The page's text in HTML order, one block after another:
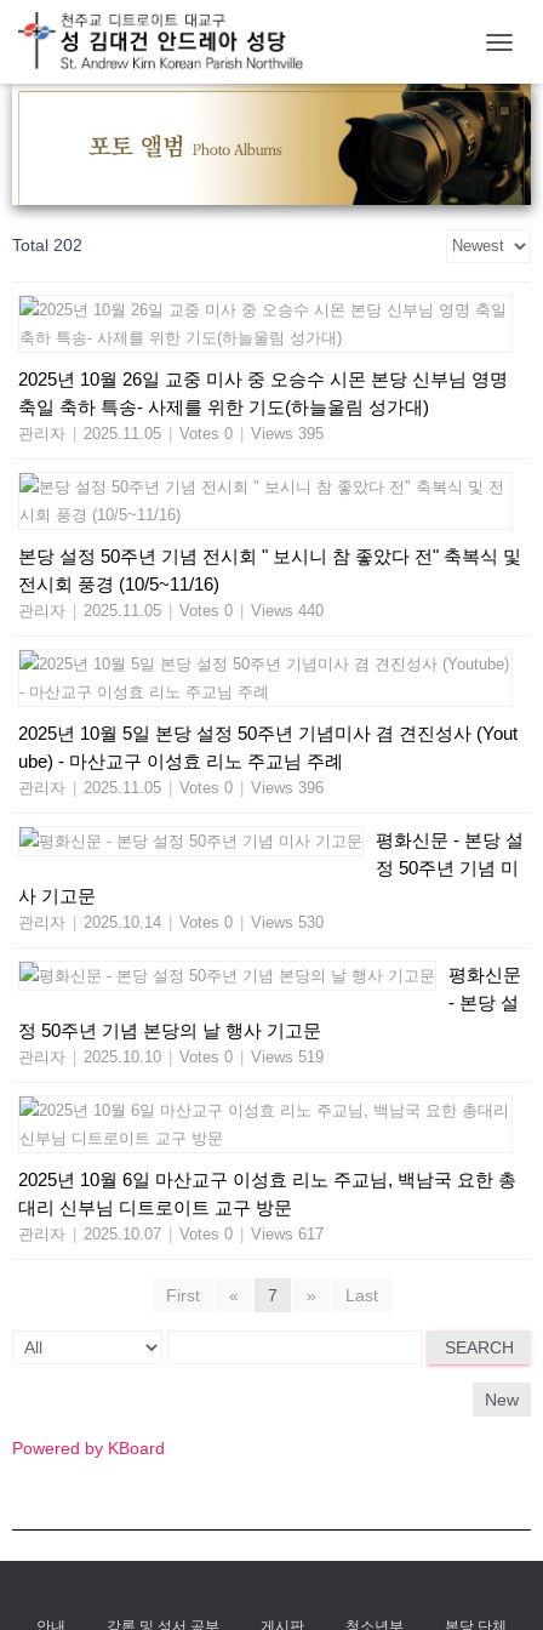
O
G
G
E
N
A
V
A
O
Total 202
2025년 10월 26일 교중 미사 중 오승수 시몬 본당 신부님 영명
축일 축하 특송- 사제를 위한 기도(하늘울림 성가대)
관리자 2025.11.05 Votes 0 Views 395
본당 설정 50주년 기념 전시회 " 보시니 참 좋았다 전" 축복식 및
전시회 풍경 (10/5~11/16)
관리자 2025.11.05 Votes 0 Views 440
2025년 10월 5일 본당 설정 50주년 기념미사 겸 견진성사 (Yout
ube) - 마산교구 이성효 리노 주교님 주례
관리자 2025.11.05 Votes 0 Views 396
평화신문 - 본당 설
정 50주년 기념 미
사 기고문
관리자 2025.10.14 Votes 0 Views 530
평화신문
- 본당 설
정 50주년 기념 본당의 날 행사 기고문
관리자 2025.10.10 Votes 0 Views 519
2025년 10월 6일 마산교구 이성효 리노 주교님, 백남국 요한 총
대리 신부님 디트로이트 교구 방문
관리자 2025.10.07 Votes 0 Views 617
First « 7 » Last
SEARCH
New
Powered by KBoard
안내 강론 및 성서 공부 게시판 청소년부 본당 단체